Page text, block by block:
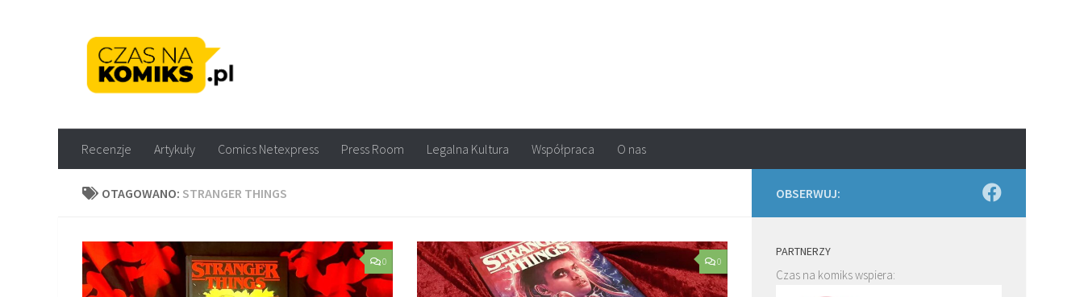
Recenzje Artykuły Comics Netexpress Press Room Legalna Kultura Współpraca O nas
OTAGOWANO: STRANGER THINGS
0 0
OBSERWUJ:
PARTNERZY
Czas na komiks wspiera: